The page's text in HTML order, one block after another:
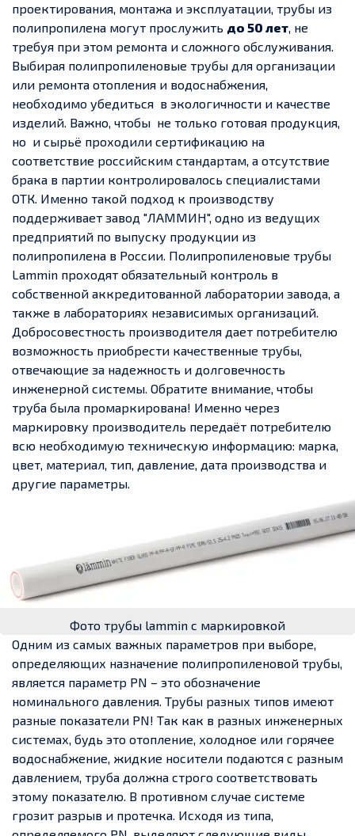
проектирования, монтажа и эксплуатации, трубы из
полипропилена могут прослужить до 50 лет, не
требуя при этом ремонта и сложного обслуживания.
Выбирая полипропиленовые трубы для организации
или ремонта отопления и водоснабжения,
необходимо убедиться в экологичности и качестве
изделий. Важно, чтобы не только готовая продукция,
но и сырьё проходили сертификацию на
соответствие российским стандартам, а отсутствие
брака в партии контролировалось специалистами
ОТК. Именно такой подход к производству
поддерживает завод "ЛАММИН", одно из ведущих
предприятий по выпуску продукции из
полипропилена в России. Полипропиленовые трубы
Lammin проходят обязательный контроль в
собственной аккредитованной лаборатории завода, а
также в лабораториях независимых организаций.
Добросовестность производителя дает потребителю
возможность приобрести качественные трубы,
отвечающие за надежность и долговечность
инженерной системы. Обратите внимание, чтобы
труба была промаркирована! Именно через
маркировку производитель передаёт потребителю
всю необходимую техническую информацию: марка,
цвет, материал, тип, давление, дата производства и
другие параметры.
Фото трубы lammin с маркировкой
Одним из самых важных параметров при выборе,
определяющих назначение полипропиленовой трубы,
является параметр PN – это обозначение
номинального давления. Трубы разных типов имеют
разные показатели PN! Так как в разных инженерных
системах, будь это отопление, холодное или горячее
водоснабжение, жидкие носители подаются с разным
давлением, труба должна строго соответствовать
этому показателю. В противном случае системе
грозит разрыв и протечка. Исходя из типа,